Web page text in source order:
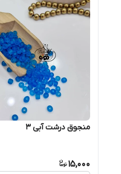
منجوق درشت آبی ۳
15,000